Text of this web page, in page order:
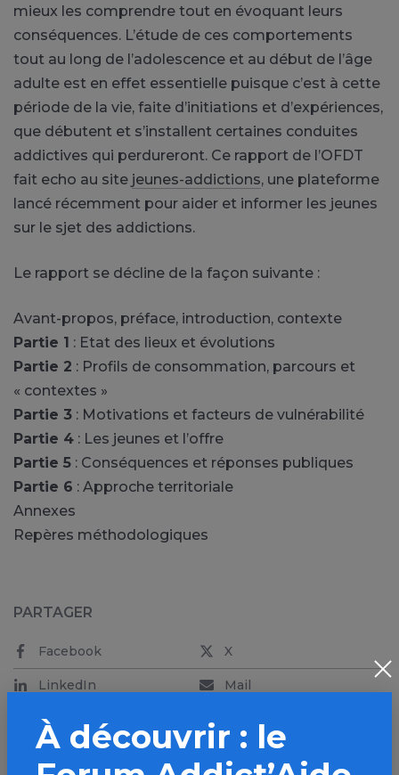
mieux les comprendre tout en évoquant leurs
conséquences. L’étude de ces comportements
tout au long de l’adolescence et au début de l’âge
adulte est en effet essentielle puisque c’est à cette
période de la vie, faite d’initiations et d’expériences,
que débutent et s’installent certaines conduites
addictives qui perdureront. Ce rapport de l’OFDT
fait echo au site jeunes-addictions, une plateforme
lancé récemment pour aider et informer les jeunes
sur le sjet des addictions.
Le rapport se décline de la façon suivante :
Avant-propos, préface, introduction, contexte
Partie 1 : Etat des lieux et évolutions
Partie 2 : Profils de consommation, parcours et
« contextes »
Partie 3 : Motivations et facteurs de vulnérabilité
Partie 4 : Les jeunes et l’offre
Partie 5 : Conséquences et réponses publiques
Partie 6 : Approche territoriale
Annexes
Repères méthodologiques
PARTAGER
Facebook X
LinkedIn Mail
SMS
À découvrir : le